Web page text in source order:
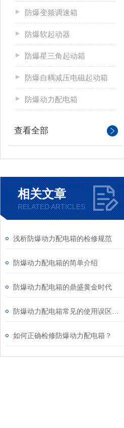
防爆变频调速箱
防爆软起动器
防爆星三角起动箱
防爆自耦减压电磁起动箱
防爆动力配电箱
查看全部
相关文章
RELATED ARTICLES
浅析防爆动力配电箱的检修规范
防爆动力配电箱的简单介绍
防爆动力配电箱的鼎盛黄金时代
如何正确检修防爆动力配电箱？